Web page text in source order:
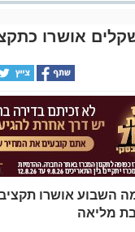
השבוע אושרו
מליאה